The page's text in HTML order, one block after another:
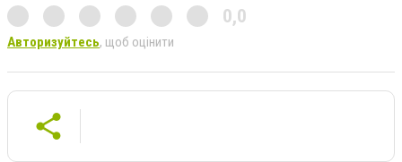
0,0
Авторизуйтесь, щоб оцінити